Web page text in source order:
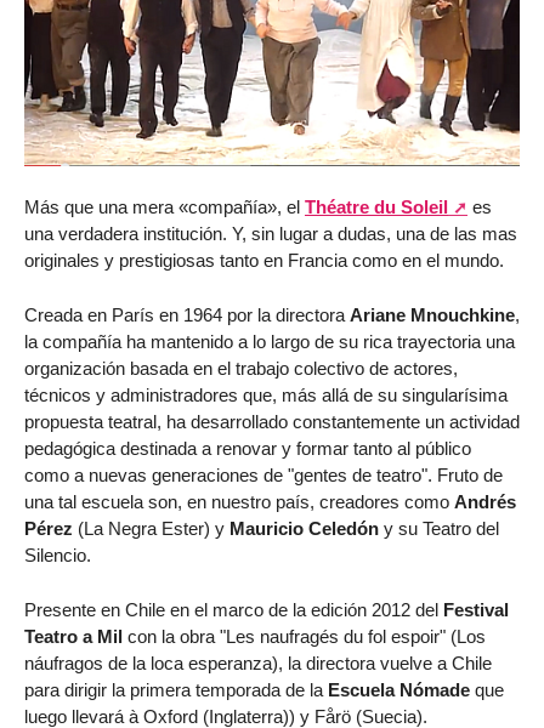
Más que una mera «compañía», el Théatre du Soleil
es
una verdadera institución. Y, sin lugar a dudas, una de las mas
originales y prestigiosas tanto en Francia como en el mundo.
Creada en París en 1964 por la directora Ariane Mnouchkine,
la compañía ha mantenido a lo largo de su rica trayectoria una
organización basada en el trabajo colectivo de actores,
técnicos y administradores que, más allá de su singularísima
propuesta teatral, ha desarrollado constantemente un actividad
pedagógica destinada a renovar y formar tanto al público
como a nuevas generaciones de "gentes de teatro". Fruto de
una tal escuela son, en nuestro país, creadores como Andrés
Pérez (La Negra Ester) y Mauricio Celedón y su Teatro del
Silencio.
Presente en Chile en el marco de la edición 2012 del Festival
Teatro a Mil con la obra "Les naufragés du fol espoir" (Los
náufragos de la loca esperanza), la directora vuelve a Chile
para dirigir la primera temporada de la Escuela Nómade que
luego llevará à Oxford (Inglaterra)) y Fårö (Suecia).